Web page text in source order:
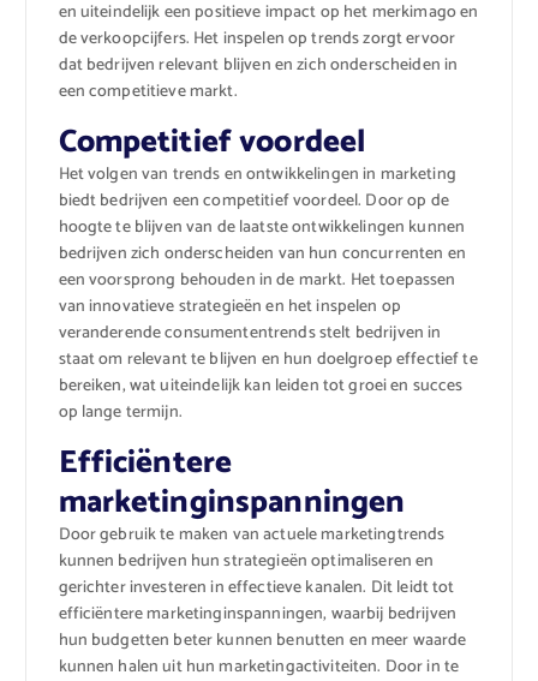
en uiteindelijk een positieve impact op het merkimago en
de verkoopcijfers. Het inspelen op trends zorgt ervoor
dat bedrijven relevant blijven en zich onderscheiden in
een competitieve markt.
Competitief voordeel
Het volgen van trends en ontwikkelingen in marketing
biedt bedrijven een competitief voordeel. Door op de
hoogte te blijven van de laatste ontwikkelingen kunnen
bedrijven zich onderscheiden van hun concurrenten en
een voorsprong behouden in de markt. Het toepassen
van innovatieve strategieën en het inspelen op
veranderende consumententrends stelt bedrijven in
staat om relevant te blijven en hun doelgroep effectief te
bereiken, wat uiteindelijk kan leiden tot groei en succes
op lange termijn.
Efficiëntere
marketinginspanningen
Door gebruik te maken van actuele marketingtrends
kunnen bedrijven hun strategieën optimaliseren en
gerichter investeren in effectieve kanalen. Dit leidt tot
efficiëntere marketinginspanningen, waarbij bedrijven
hun budgetten beter kunnen benutten en meer waarde
kunnen halen uit hun marketingactiviteiten. Door in te